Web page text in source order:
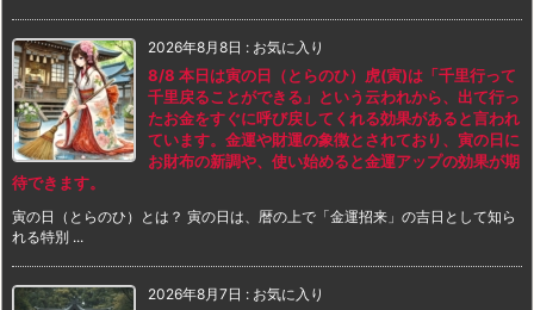
2026年8月8日 : お気に入り
8/8 本日は寅の日（とらのひ）虎(寅)は「千里行って
千里戻ることができる」という云われから、出て行っ
たお金をすぐに呼び戻してくれる効果があると言われ
ています。金運や財運の象徴とされており、寅の日に
お財布の新調や、使い始めると金運アップの効果が期
待できます。
寅の日（とらのひ）とは？ 寅の日は、暦の上で「金運招来」の吉日として知ら
れる特別 ...
2026年8月7日 : お気に入り